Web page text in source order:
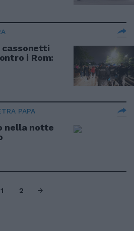
cassonetti
i Rom:
PAPA
nella notte
1 2